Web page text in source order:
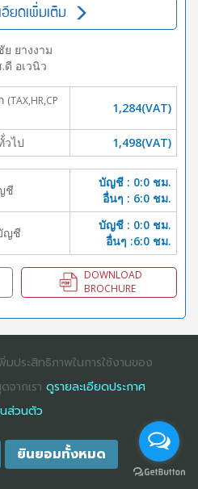
อียดเพิ่มเติม
ย ยางงาม
ดี อเวนิว
(TAX,HR,CP
1,284(VAT)
วไป 1,498(VAT)
ชี
บัญชี : 0:0 ชม.
อื่นๆ : 6:0 ชม.
ญชี
บัญชี : 0:0 ชม.
อื่นๆ :6:0 ชม.
DOWNLOAD
BROCHURE
AND TRAINING CO., LTD
REGISTRATION 0105529026680
ประสิทธิภาพในการใช้งานของ
ากเรา ดูรายละเอียดประกาศ
ส่วนตัว
ยินยอมทั้งหมด